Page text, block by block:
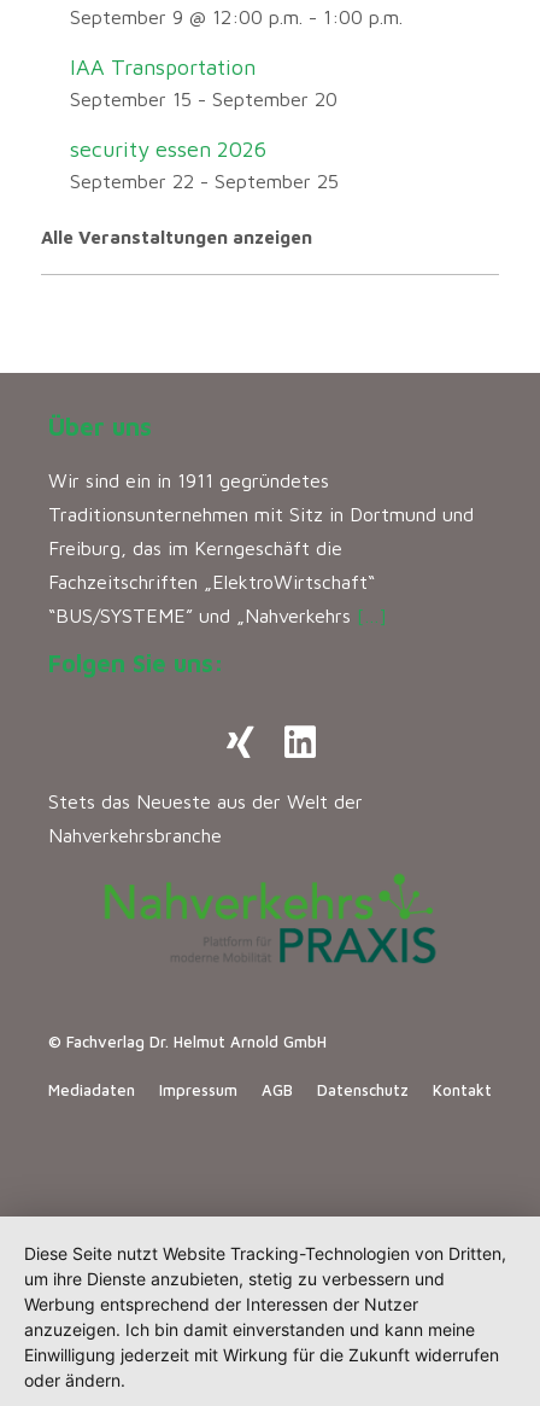
September 9 @ 12:00 p.m. - 1:00 p.m.
IAA Transportation
September 15 - September 20
security essen 2026
September 22 - September 25
Alle Veranstaltungen anzeigen
Über uns
Wir sind ein in 1911 gegründetes
Traditionsunternehmen mit Sitz in Dortmund und
Freiburg, das im Kerngeschäft die
Fachzeitschriften „ElektroWirtschaft“
“BUS/SYSTEME” und „Nahverkehrs […]
Folgen Sie uns:
Stets das Neueste aus der Welt der
Nahverkehrsbranche
© Fachverlag Dr. Helmut Arnold GmbH
Mediadaten Impressum AGB Datenschutz Kontakt
Diese Seite nutzt Website Tracking-Technologien von Dritten,
um ihre Dienste anzubieten, stetig zu verbessern und
Werbung entsprechend der Interessen der Nutzer
anzuzeigen. Ich bin damit einverstanden und kann meine
Einwilligung jederzeit mit Wirkung für die Zukunft widerrufen
oder ändern.